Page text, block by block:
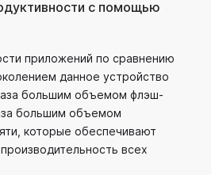
с помощью
приложений по сравнению
данное устройство
большим объемом флэш-
большим объемом
которые обеспечивают
всех